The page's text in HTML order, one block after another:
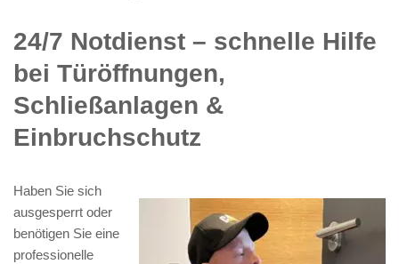
24/7 Notdienst – schnelle Hilfe
bei Türöffnungen,
Schließanlagen &
Einbruchschutz
Haben Sie sich
ausgesperrt oder
benötigen Sie eine
professionelle